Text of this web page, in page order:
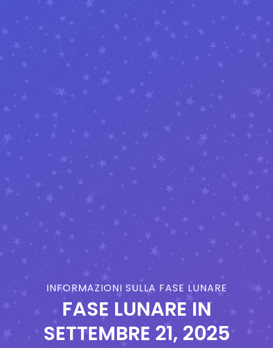
INFORMAZIONI SULLA FASE LUNARE
FASE LUNARE IN
SETTEMBRE 21, 2025